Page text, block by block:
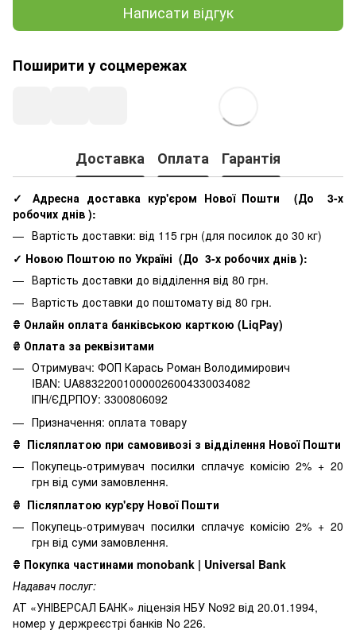
Написати відгук
Поширити у соцмережах
Доставка Оплата Гарантія
✓ Адресна доставка кур'єром Нової Пошти (До3-х
робочих днів ):
Вартість доставки: від 115 грн (для посилок до 30 кг)
✓ Новою Поштою по Україні (До 3-х робочих днів ):
Вартість доставки до відділення від 80 грн.
Вартість доставки до поштомату від 80 грн.
₴ Онлайн оплата банківською карткою (LiqPay)
₴ Оплата за реквізитами
Отримувач: ФОП Карась Роман Володимирович
IBAN: UA883220010000026004330034082
ІПН/ЄДРПОУ: 3300806092
Призначення: оплата товару
₴ Післяплатою при самовивозі з відділення Нової Пошти
Покупець-отримувач посилки сплачує комісію 2% + 20
грн від суми замовлення.
₴ Післяплатою кур'єру Нової Пошти
Покупець-отримувач посилки сплачує комісію 2% + 20
грн від суми замовлення.
₴ Покупка частинами monobank | Universal Bank
Надавач послуг:
АТ «УНІВЕРСАЛ БАНК» ліцензія НБУ No92 від 20.01.1994,
номер у держреєстрі банків No 226.